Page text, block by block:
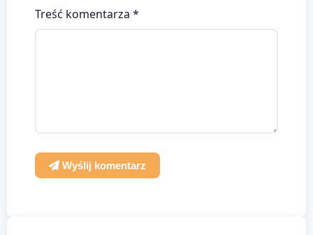
Treść komentarza *
Wyślij komentarz